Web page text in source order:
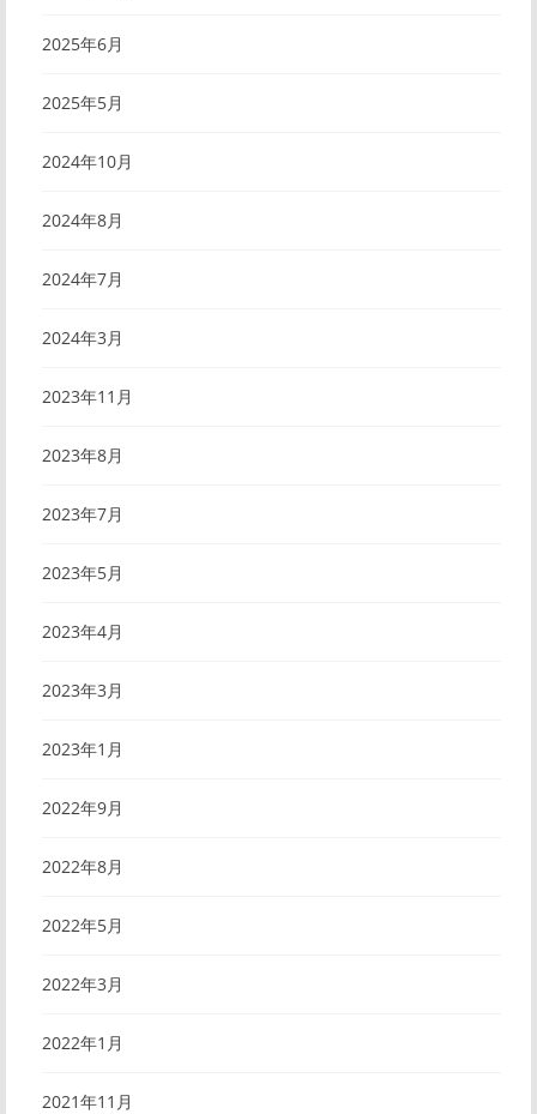
2025年6月
2025年5月
2024年10月
2024年8月
2024年7月
2024年3月
2023年11月
2023年8月
2023年7月
2023年5月
2023年4月
2023年3月
2023年1月
2022年9月
2022年8月
2022年5月
2022年3月
2022年1月
2021年11月